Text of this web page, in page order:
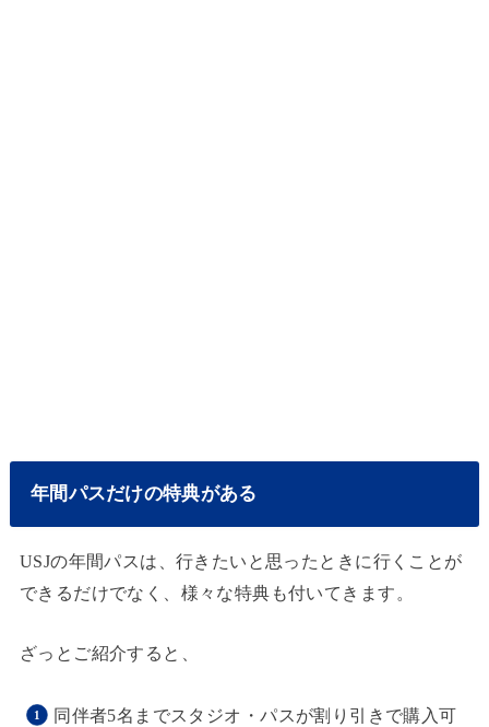
年間パスだけの特典がある
USJの年間パスは、行きたいと思ったときに行くことが
できるだけでなく、様々な特典も付いてきます。
ざっとご紹介すると、
同伴者5名までスタジオ・パスが割り引きで購入可